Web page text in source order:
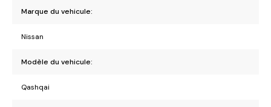
Marque du vehicule:
Nissan
Modèle du vehicule:
Qashqai